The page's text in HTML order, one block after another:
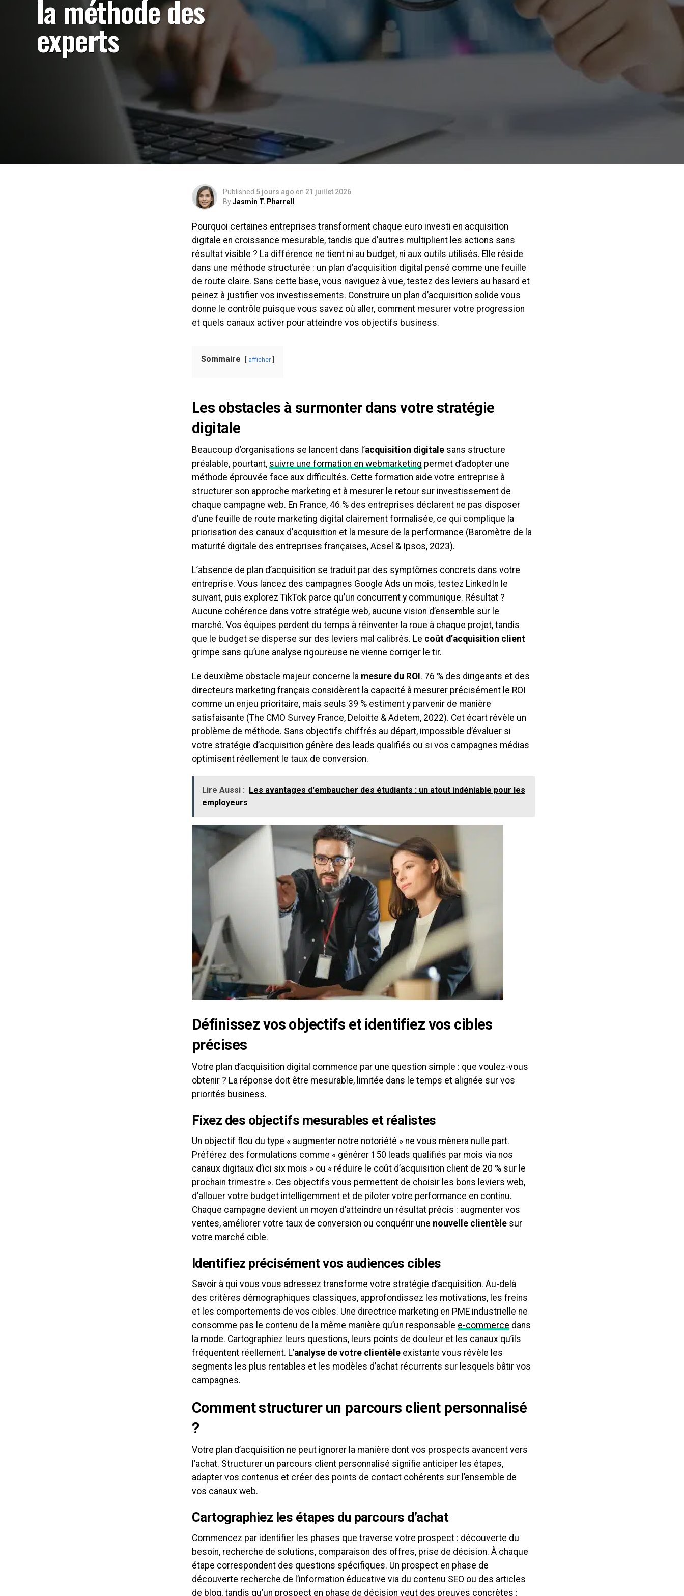
la méthode des
experts
Published 5 jours ago on 21 juillet 2026
ByJasmin T. Pharrell
Pourquoi certaines entreprises transforment chaque euro investi en acquisition
digitale en croissance mesurable, tandis que d’autres multiplient les actions sans
résultat visible ? La différence ne tient ni au budget, ni aux outils utilisés. Elle réside
dans une méthode structurée : un plan d’acquisition digital pensé comme une feuille
de route claire. Sans cette base, vous naviguez à vue, testez des leviers au hasard et
peinez à justifier vos investissements. Construire un plan d’acquisition solide vous
donne le contrôle puisque vous savez où aller, comment mesurer votre progression
et quels canaux activer pour atteindre vos objectifs business.
Sommaire afficher
Les obstacles à surmonter dans votre stratégie
digitale
Beaucoup d’organisations se lancent dans l’acquisition digitale sans structure
préalable, pourtant, suivre une formation en webmarketing permet d’adopter une
méthode éprouvée face aux difficultés. Cette formation aide votre entreprise à
structurer son approche marketing et à mesurer le retour sur investissement de
chaque campagne web. En France, 46 % des entreprises déclarent ne pas disposer
d’une feuille de route marketing digital clairement formalisée, ce qui complique la
priorisation des canaux d’acquisition et la mesure de la performance (Baromètre de la
maturité digitale des entreprises françaises, Acsel & Ipsos, 2023).
L’absence de plan d’acquisition se traduit par des symptômes concrets dans votre
entreprise. Vous lancez des campagnes Google Ads un mois, testez LinkedIn le
suivant, puis explorez TikTok parce qu’un concurrent y communique. Résultat ?
Aucune cohérence dans votre stratégie web, aucune vision d’ensemble sur le
marché. Vos équipes perdent du temps à réinventer la roue à chaque projet, tandis
que le budget se disperse sur des leviers mal calibrés. Le coût d’acquisition client
grimpe sans qu’une analyse rigoureuse ne vienne corriger le tir.
Le deuxième obstacle majeur concerne la mesure du ROI . 76 % des dirigeants et des
directeurs marketing français considèrent la capacité à mesurer précisément le ROI
comme un enjeu prioritaire, mais seuls 39 % estiment y parvenir de manière
satisfaisante (The CMO Survey France, Deloitte & Adetem, 2022). Cet écart révèle un
problème de méthode. Sans objectifs chiffrés au départ, impossible d’évaluer si
votre stratégie d’acquisition génère des leads qualifiés ou si vos campagnes médias
optimisent réellement le taux de conversion.
Lire Aussi : Les avantages d'embaucher des étudiants : un atout indéniable pour les
employeurs
Définissez vos objectifs et identifiez vos cibles
précises
Votre plan d’acquisition digital commence par une question simple : que voulez-vous
obtenir ? La réponse doit être mesurable, limitée dans le temps et alignée sur vos
priorités business.
Fixez des objectifs mesurables et réalistes
Un objectif flou du type « augmenter notre notoriété » ne vous mènera nulle part.
Préférez des formulations comme « générer 150 leads qualifiés par mois via nos
canaux digitaux d’ici six mois » ou « réduire le coût d’acquisition client de 20 % sur le
prochain trimestre ». Ces objectifs vous permettent de choisir les bons leviers web,
d’allouer votre budget intelligemment et de piloter votre performance en continu.
Chaque campagne devient un moyen d’atteindre un résultat précis : augmenter vos
ventes, améliorer votre taux de conversion ou conquérir une nouvelle clientèle sur
votre marché cible.
Identifiez précisément vos audiences cibles
Savoir à qui vous vous adressez transforme votre stratégie d’acquisition. Au-delà
des critères démographiques classiques, approfondissez les motivations, les freins
et les comportements de vos cibles. Une directrice marketing en PME industrielle ne
consomme pas le contenu de la même manière qu’un responsable e-commerce dans
la mode. Cartographiez leurs questions, leurs points de douleur et les canaux qu’ils
fréquentent réellement. L’analyse de votre clientèle existante vous révèle les
segments les plus rentables et les modèles d’achat récurrents sur lesquels bâtir vos
campagnes.
Comment structurer un parcours client personnalisé
?
Votre plan d’acquisition ne peut ignorer la manière dont vos prospects avancent vers
l’achat. Structurer un parcours client personnalisé signifie anticiper les étapes,
adapter vos contenus et créer des points de contact cohérents sur l’ensemble de
vos canaux web.
Cartographiez les étapes du parcours d’achat
Commencez par identifier les phases que traverse votre prospect : découverte du
besoin, recherche de solutions, comparaison des offres, prise de décision. À chaque
étape correspondent des questions spécifiques. Un prospect en phase de
découverte recherche de l’information éducative via du contenu SEO ou des articles
de blog, tandis qu’un prospect en phase de décision veut des preuves concrètes :